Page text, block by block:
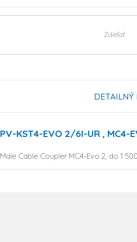
Zdieľať
DETAILNÝ
PV-KST4-EVO 2/6I-UR , MC4-
Male Cable Coupler MC4-Evo 2, do 1